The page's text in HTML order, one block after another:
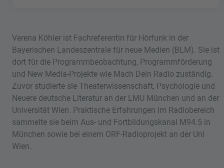
Verena Köhler ist Fachreferentin für Hörfunk in der
Bayerischen Landeszentrale für neue Medien (BLM). Sie ist
dort für die Programmbeobachtung, Programmförderung
und New Media-Projekte wie Mach Dein Radio zuständig.
Zuvor studierte sie Theaterwissenschaft, Psychologie und
Neuere deutsche Literatur an der LMU München und an der
Universität Wien. Praktische Erfahrungen im Radiobereich
sammelte sie beim Aus- und Fortbildungskanal M94.5 in
München sowie bei einem ORF-Radioprojekt an der Uni
Wien.